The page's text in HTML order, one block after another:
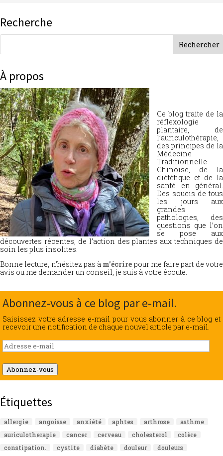
Recherche
À propos
Ce blog traite de la
réflexologie
plantaire, de
l’auriculothérapie,
des principes de la
Médecine
Traditionnelle
Chinoise, de la
diététique et de la
santé en général.
Des soucis de tous
les jours aux
grandes
pathologies, des
questions que l’on
se pose aux
découvertes récentes, de l’action des plantes aux techniques de
soin les plus insolites.
Bonne lecture, n’hésitez pas à m’écrire pour me faire part de votre
avis ou me demander un conseil, je suis à votre écoute.
Abonnez-vous à ce blog par e-mail.
Saisissez votre adresse e-mail pour vous abonner à ce blog et
recevoir une notification de chaque nouvel article par e-mail.
Adresse
e-
mail
Abonnez-vous
Étiquettes
allergie angoisse anxiété aphtes arthrose
asthme
auriculotherapie
cancer cerveau cholesterol
colère
constipation.
cystite diabète douleur
douleurs